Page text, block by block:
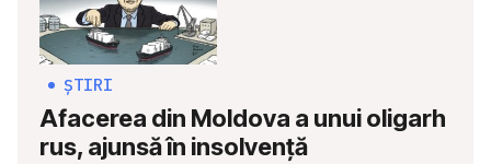
ȘTIRI
Afacerea din Moldova a unui oligarh
rus, ajunsă în insolvență